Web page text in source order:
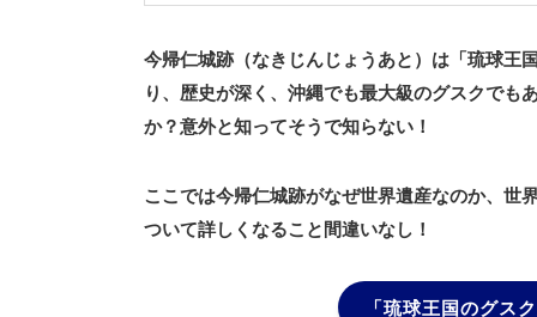
今帰仁城跡（なきじんじょうあと）は「琉球王
り、歴史が深く、沖縄でも最大級のグスクでも
か？意外と知ってそうで知らない！
ここでは今帰仁城跡がなぜ世界遺産なのか、世
ついて詳しくなること間違いなし！
「琉球王国のグス